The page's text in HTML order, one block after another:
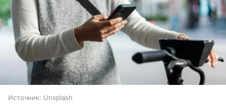
Источник: Unsplash